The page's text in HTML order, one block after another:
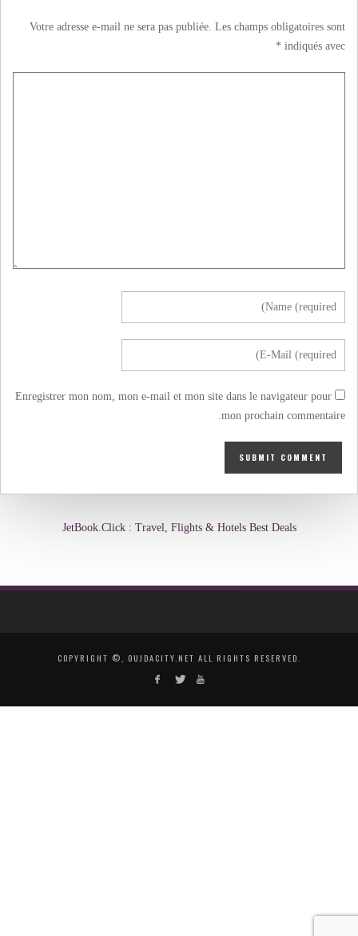
Votre adresse e-mail ne sera pas publiée. Les champs obligatoires sont
indiqués avec
*
Enregistrer mon nom, mon e-mail et mon site dans le navigateur pour
mon prochain commentaire.
JetBook.Click : Travel, Flights & Hotels Best Deals
COPYRIGHT ©, OUJDACITY.NET ALL RIGHTS RESERVED.